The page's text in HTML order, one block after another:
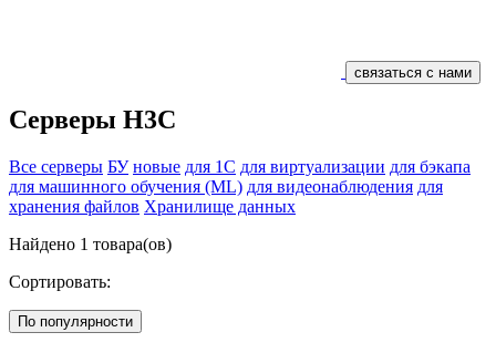
связаться с нами
Серверы H3C
Все серверы БУ новые для 1С для виртуализации для бэкапа
для машинного обучения (ML) для видеонаблюдения для
хранения файлов Хранилище данных
Найдено 1 товара(ов)
Сортировать:
По популярности